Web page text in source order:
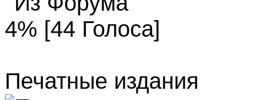
4% [44 Голоса]
Печатные издания